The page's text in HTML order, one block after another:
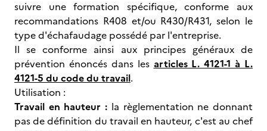
suivre une formation spécifique, conforme aux
recommandations R408 et/ou R430/R431, selon le
type d'échafaudage possédé par l'entreprise.
Il se conforme ainsi aux principes généraux de
prévention énoncés dans les articles L. 4121-1 à L.
4121-5 du code du travail.
Utilisation :
Travail en hauteur : la règlementation ne donnant
pas de définition du travail en hauteur, c'est au chef